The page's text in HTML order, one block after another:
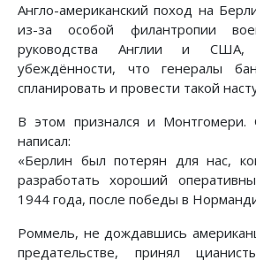
Англо-американский поход на
из-за особой филантропии
руководства Англии и
убеждённости, что генералы
спланировать и провести такой
В этом признался и Монтгомери.
написал:
«Берлин был потерян для нас,
разработать хороший
1944 года, после победы в
Роммель, не дождавшись
предательстве, принял